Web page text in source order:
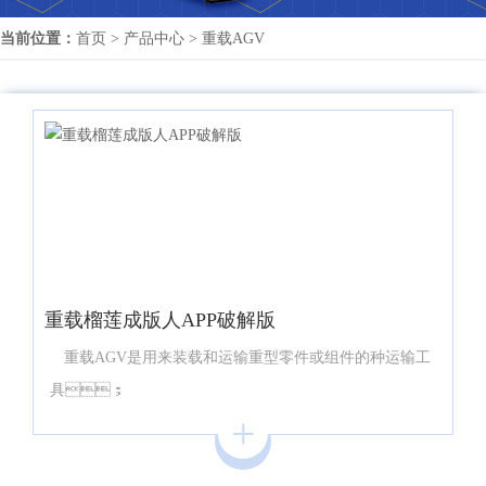
当前位置： 首页 > 产品中心 > 重载AGV
重载榴莲成版人APP破解版
重载AGV是用来装载和运输重型零件或组件的种运输工
具；
+